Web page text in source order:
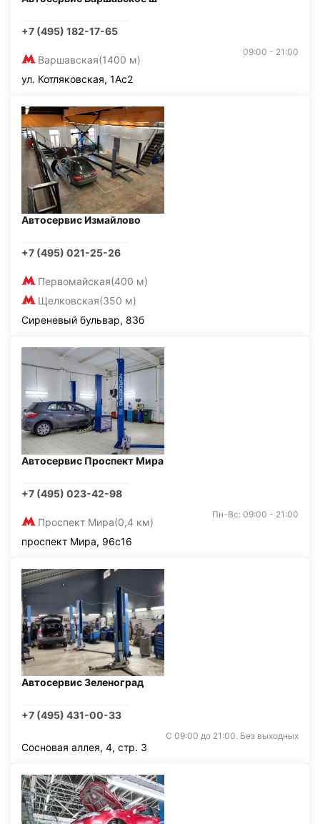
+7 (495) 182-17-65
Варшавская(1400 м)
09:00 - 21:00
ул. Котляковская, 1Ас2
Автосервис Измайлово
+7 (495) 021-25-26
Первомайская(400 м)
Щелковская(350 м)
Сиреневый бульвар, 83б
Автосервис Проспект Мира
+7 (495) 023-42-98
Проспект Мира(0,4 км)
Пн-Вс: 09:00 - 21:00
проспект Мира, 96с16
Автосервис Зеленоград
+7 (495) 431-00-33
С 09:00 до 21:00. Без выходных
Сосновая аллея, 4, стр. 3